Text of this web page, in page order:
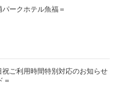
ークホテル魚福＝
祝ご利用時間特別対応のお知らせ
＝